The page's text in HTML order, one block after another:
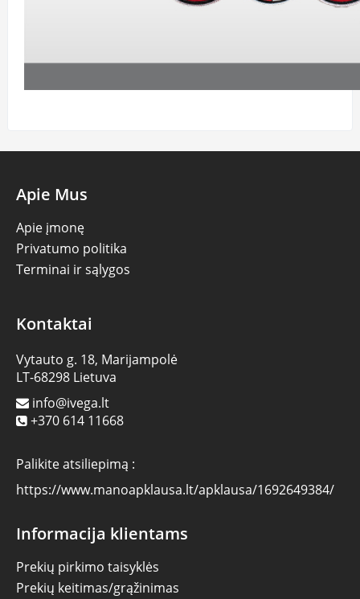
Apie Mus
Apie įmonę
Privatumo politika
Terminai ir sąlygos
Kontaktai
Vytauto g. 18, Marijampolė
LT-68298 Lietuva
info@ivega.lt
+370 614 11668
Palikite atsiliepimą :
https://www.manoapklausa.lt/apklausa/1692649384/
Informacija klientams
Prekių pirkimo taisyklės
Prekių keitimas/grąžinimas